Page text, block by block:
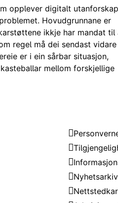
opplever digitalt utanforskap
Hovudgrunnane er
ikkje har mandat til
regel må dei sendast
er i ein sårbar situasjon,
mellom forskjellige
Nyhetsarkiv